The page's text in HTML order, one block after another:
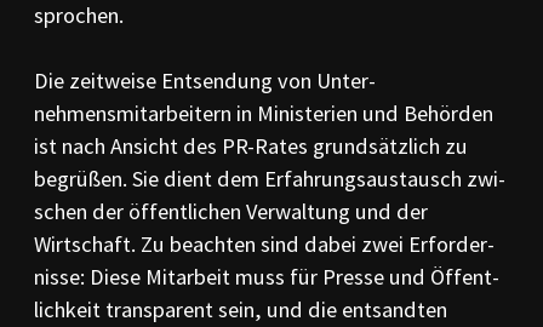
spro­chen.
Die zeitweise Entsendung von Un­ter­
nehmensmitarbeitern in Ministerien und Be­hörden
ist nach Ansicht des PR-Rates grundsätzlich zu
begrüßen. Sie dient dem Erfahrungs­austausch zwi­
schen der öffentlichen Verwal­tung und der
Wirtschaft. Zu beachten sind dabei zwei Erforder­
nisse: Diese Mit­arbeit muss für Presse und Öffent­
lichkeit transparent sein, und die entsandten